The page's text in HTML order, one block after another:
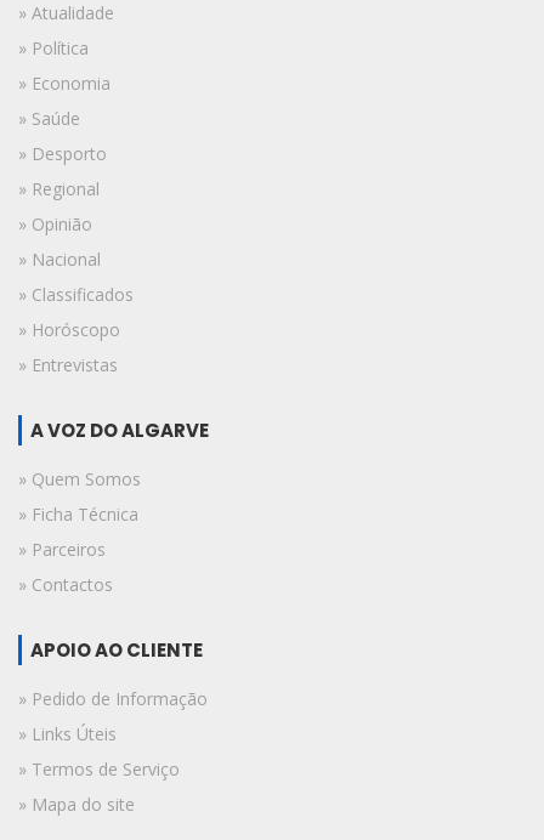
» Atualidade
» Política
» Economia
» Saúde
» Desporto
» Regional
» Opinião
» Nacional
» Classificados
» Horóscopo
» Entrevistas
A VOZ DO ALGARVE
» Quem Somos
» Ficha Técnica
» Parceiros
» Contactos
APOIO AO CLIENTE
» Pedido de Informação
» Links Úteis
» Termos de Serviço
» Mapa do site